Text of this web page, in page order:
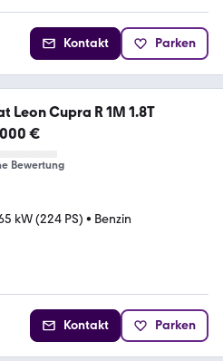
Kontakt Parken
Leon Cupra R 1M 1.8T
€
Bewertung
kW (224 PS) • Benzin
Kontakt Parken